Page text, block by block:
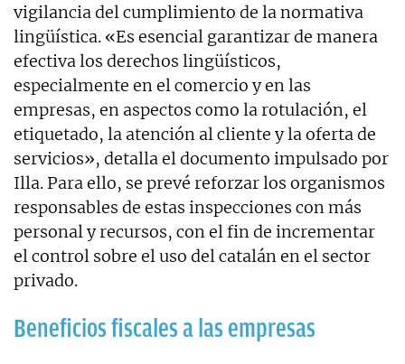
vigilancia del cumplimiento de la normativa
lingüística. «Es esencial garantizar de manera
efectiva los derechos lingüísticos,
especialmente en el comercio y en las
empresas, en aspectos como la rotulación, el
etiquetado, la atención al cliente y la oferta de
servicios», detalla el documento impulsado por
Illa. Para ello, se prevé reforzar los organismos
responsables de estas inspecciones con más
personal y recursos, con el fin de incrementar
el control sobre el uso del catalán en el sector
privado.
Beneficios fiscales a las empresas